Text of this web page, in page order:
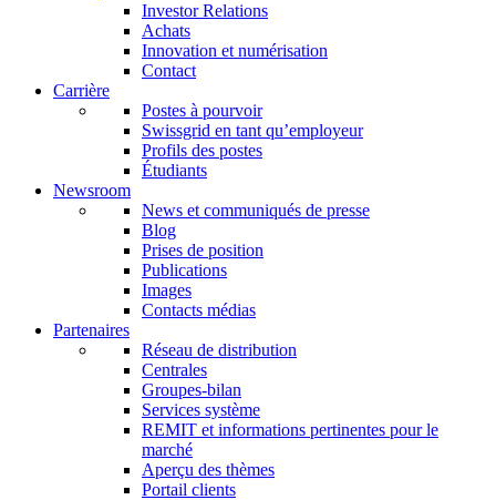
Investor Relations
Achats
Innovation et numérisation
Contact
Carrière
Postes à pourvoir
Swissgrid en tant qu’employeur
Profils des postes
Étudiants
Newsroom
News et communiqués de presse
Blog
Prises de position
Publications
Images
Contacts médias
Partenaires
Réseau de distribution
Centrales
Groupes-bilan
Services système
REMIT et informations pertinentes pour le
marché
Aperçu des thèmes
Portail clients